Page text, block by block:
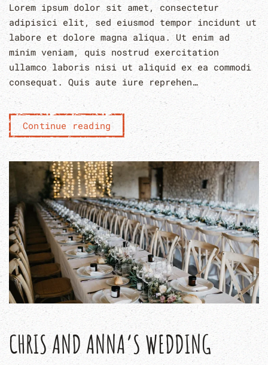
Lorem ipsum dolor sit amet, consectetur
adipisici elit, sed eiusmod tempor incidunt ut
labore et dolore magna aliqua. Ut enim ad
minim veniam, quis nostrud exercitation
ullamco laboris nisi ut aliquid ex ea commodi
consequat. Quis aute iure reprehen…
Continue reading
CHRIS AND ANNA’S WEDDING